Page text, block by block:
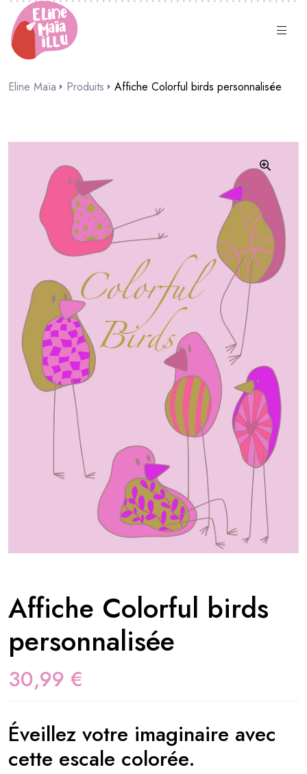
Eline Maïa Produits Affiche Colorful birds personnalisée
🔍
Affiche Colorful birds
personnalisée
30,99 €
Éveillez votre imaginaire avec
cette escale colorée.